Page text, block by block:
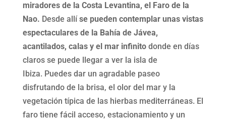
miradores de la Costa Levantina, el Faro de la
Nao. Desde allíse pueden contemplar unas vistas
espectaculares de la Bahía de Jávea,
acantilados, calas y el mar infinitodonde en días
claros se puede llegar a ver la isla de
Ibiza. Puedes dar un agradable paseo
disfrutando de la brisa, el olor del mar y la
vegetación típica de las hierbas mediterráneas. El
faro tiene fácil acceso, estacionamiento y un